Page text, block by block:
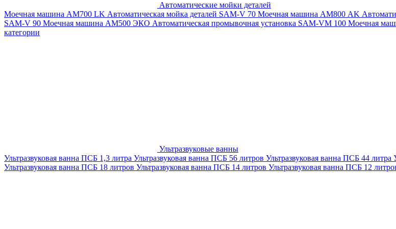
Автоматические мойки деталей
Моечная машина AM700 LK Автоматическая мойка деталей SAM-V 70 Моечная машина АМ800 AK
SAM-V 90 Моечная машина АМ500 ЭКО Автоматическая промывочная установка SAM-VM 100 Моечная
категории
Ультразвуковые ванны
Ультразвуковая ванна ПСБ 1,3 литра Ультразвуковая ванна ПСБ 56 литров Ультразвуковая ванна ПСБ 44 литра
Ультразвуковая ванна ПСБ 18 литров Ультразвуковая ванна ПСБ 14 литров Ультразвуковая ванна ПСБ 12